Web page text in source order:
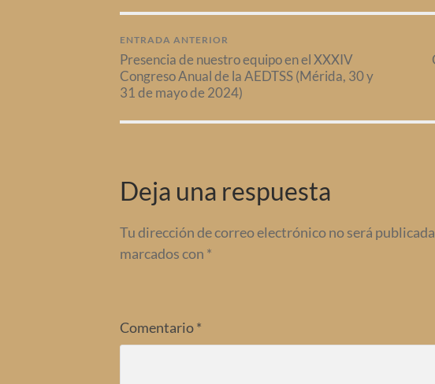
ENTRADA ANTERIOR
Presencia de nuestro equipo en el XXXIV
Congreso Anual de la AEDTSS (Mérida, 30 y
31 de mayo de 2024)
Deja una respuesta
Tu dirección de correo electrónico no será
marcados con *
Comentario*